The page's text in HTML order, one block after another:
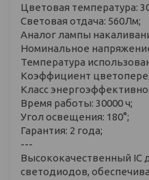
Цветовая температура:
Световая отдача: 560Лм;
Аналог лампы
Номинальное
Температура
Коэффициент
Класс
Время работы: 30000 ч;
Угол освещения: 180°;
Гарантия: 2 года;
---
Высококачественный IC
светодиодов,